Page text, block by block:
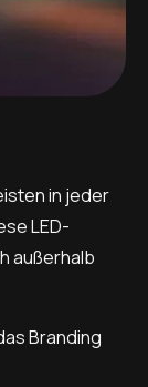
in jeder
LED-
außerhalb
Branding